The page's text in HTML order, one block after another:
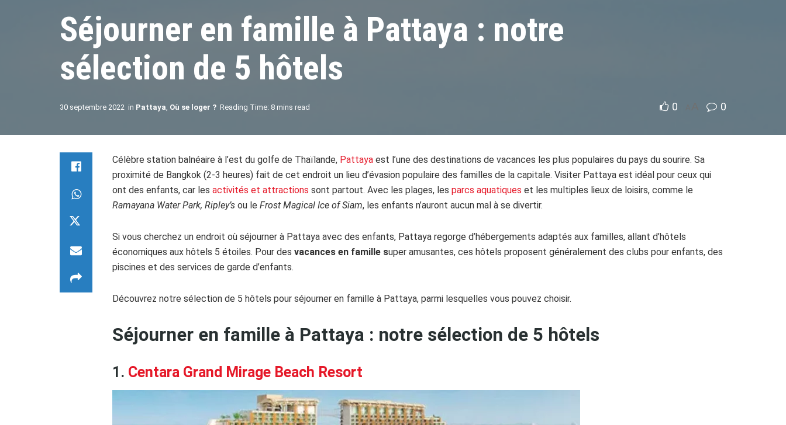
Séjourner en famille à Pattaya : notre
sélection de 5 hôtels
30 septembre 2022 in Pattaya, Où se loger ? Reading Time: 8 mins read 0 0
Célèbre station balnéaire à l’est du golfe de Thaïlande, Pattaya est l’une des destinations de vacances les plus populaires du pays du sourire. Sa
proximité de Bangkok (2-3 heures) fait de cet endroit un lieu d’évasion populaire des familles de la capitale. Visiter Pattaya est idéal pour ceux qui
ont des enfants, car les activités et attractions sont partout. Avec les plages, les parcs aquatiques et les multiples lieux de loisirs, comme le
Ramayana Water Park, Ripley’s ou le Frost Magical Ice of Siam, les enfants n’auront aucun mal à se divertir.
Si vous cherchez un endroit où séjourner à Pattaya avec des enfants, Pattaya regorge d’hébergements adaptés aux familles, allant d’hôtels
économiques aux hôtels 5 étoiles. Pour des vacances en famille super amusantes, ces hôtels proposent généralement des clubs pour enfants, des
piscines et des services de garde d’enfants.
Découvrez notre sélection de 5 hôtels pour séjourner en famille à Pattaya, parmi lesquelles vous pouvez choisir.
Séjourner en famille à Pattaya : notre sélection de 5 hôtels
1. Centara Grand Mirage Beach Resort